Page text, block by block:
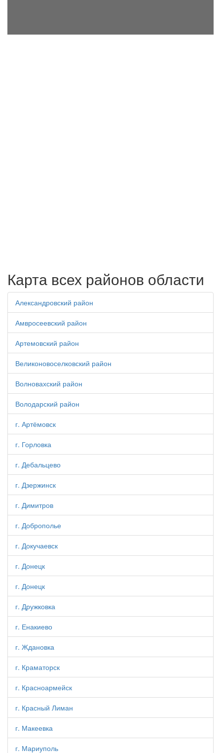
Карта всех районов области
Александровский район
Амвросеевский район
Артемовский район
Великоновоселковский район
Волновахский район
Володарский район
г. Артёмовск
г. Горловка
г. Дебальцево
г. Дзержинск
г. Димитров
г. Доброполье
г. Докучаевск
г. Донецк
г. Донецк
г. Дружковка
г. Енакиево
г. Ждановка
г. Краматорск
г. Красноармейск
г. Красный Лиман
г. Макеевка
г. Мариуполь